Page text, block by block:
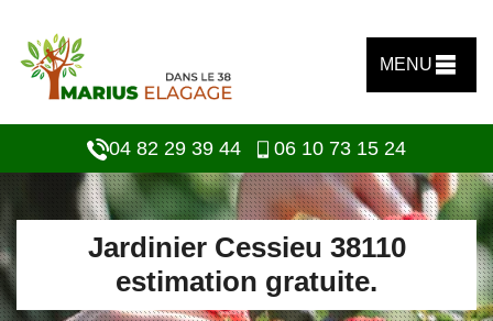
MENU
04 82 29 39 44 06 10 73 15 24
Jardinier Cessieu 38110
estimation gratuite.